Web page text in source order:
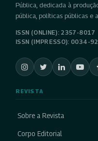
Pública, dedicada à
pública, políticas públicas e
ISSN (ONLINE): 2357-8017
ISSN (IMPRESSO): 0034-
REVISTA
Sobre a Revista
Corpo Editorial